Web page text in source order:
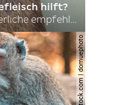
hilft?
nordkoreas sommerliche empfehlungen